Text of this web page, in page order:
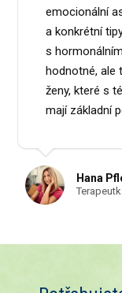
emocionální
a konkrétní
s
hodnotné, ale
ženy, které s
mají základní
Hana